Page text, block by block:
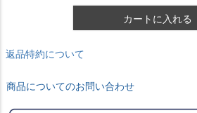
カートに入れる
返品特約について
商品についてのお問い合わせ